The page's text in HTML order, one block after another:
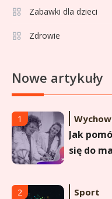
Zabawki dla dzieci
Zdrowie
Nowe artykuły
pozycji
1
Jak
się do
2 Sport